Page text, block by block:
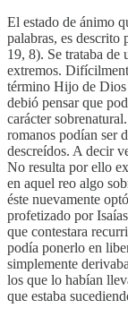
El estado de ánimo
palabras, es descrito
19, 8). Se trataba de
extremos.
término Hijo de Dios
debió pensar que
carácter
romanos podían ser
descreídos. A decir
No resulta por ello
en aquel reo algo
éste nuevamente
profetizado por
que contestara
podía ponerlo en
simplemente
los que lo habían
que estaba